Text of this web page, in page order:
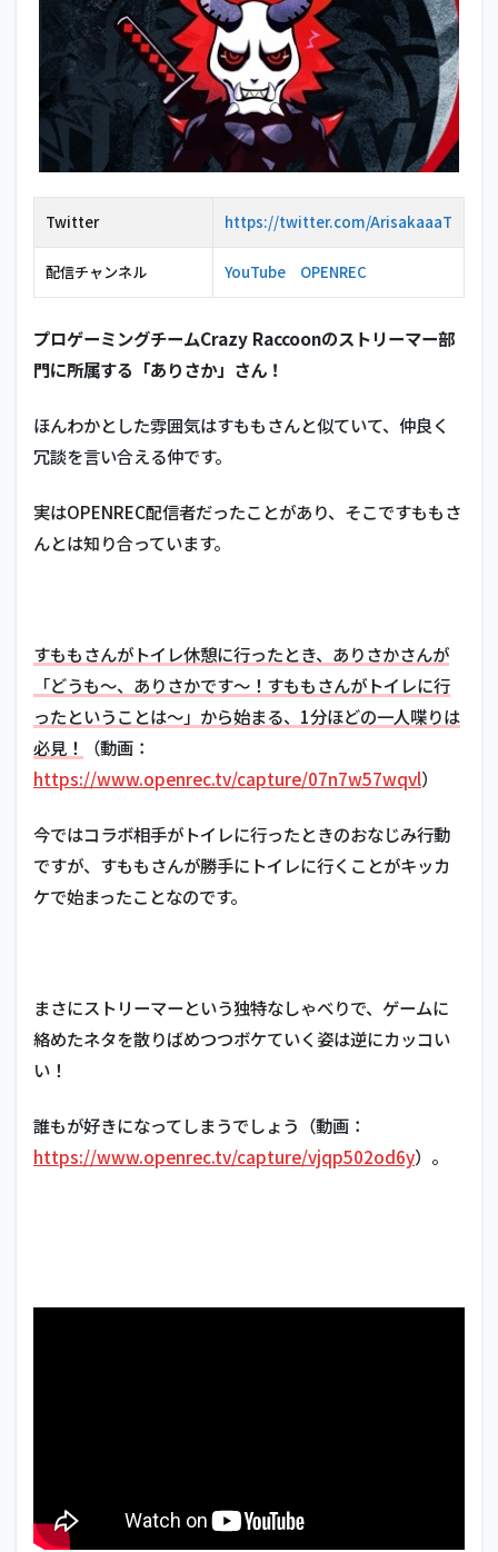
Twitter https://twitter.com/ArisakaaaT
配信チャンネル YouTube OPENREC
プロゲーミングチームCrazy Raccoonのストリーマー部
門に所属する「ありさか」さん！
ほんわかとした雰囲気はすももさんと似ていて、仲良く
冗談を言い合える仲です。
実はOPENREC配信者だったことがあり、そこですももさ
んとは知り合っています。
すももさんがトイレ休憩に行ったとき、ありさかさんが
「どうも～、ありさかです～！すももさんがトイレに行
ったということは～」から始まる、1分ほどの一人喋りは
必見！
（動画：
https://www.openrec.tv/capture/07n7w57wqvl）
今ではコラボ相手がトイレに行ったときのおなじみ行動
ですが、すももさんが勝手にトイレに行くことがキッカ
ケで始まったことなのです。
まさにストリーマーという独特なしゃべりで、ゲームに
絡めたネタを散りばめつつボケていく姿は逆にカッコい
い！
誰もが好きになってしまうでしょう（動画：
https://www.openrec.tv/capture/vjqp502od6y）。